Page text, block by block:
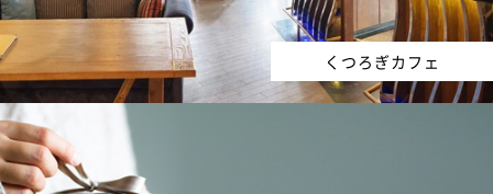
くつろぎカフェ